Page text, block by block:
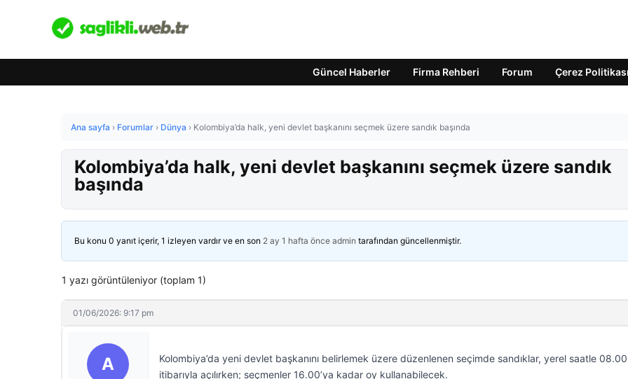
Güncel Haberler Firma Rehberi Forum Çerez Politikası
Ana sayfa › Forumlar › Dünya › Kolombiya’da halk, yeni devlet başkanını seçmek üzere sandık başında
Kolombiya’da halk, yeni devlet başkanını seçmek üzere sandık
başında
Bu konu 0 yanıt içerir, 1 izleyen vardır ve en son 2 ay 1 hafta önce admin tarafından güncellenmiştir.
1 yazı görüntüleniyor (toplam 1)
01/06/2026: 9:17 pm
A
Kolombiya’da yeni devlet başkanını belirlemek üzere düzenlenen seçimde sandıklar, yerel saatle 08.00
itibarıyla açılırken; seçmenler 16.00’ya kadar oy kullanabilecek.